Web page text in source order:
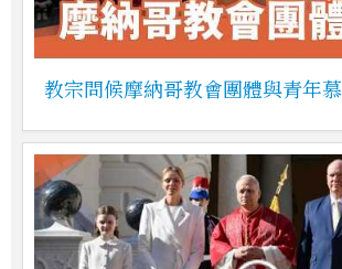
教宗問候摩納哥教會團體與青年